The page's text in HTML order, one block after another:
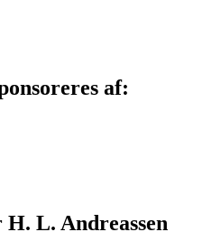
af:
L. Andreassen